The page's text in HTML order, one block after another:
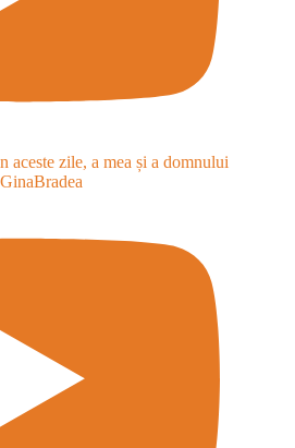
aceste zile, a mea și a domnului